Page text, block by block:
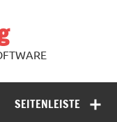
SEITENLEISTE